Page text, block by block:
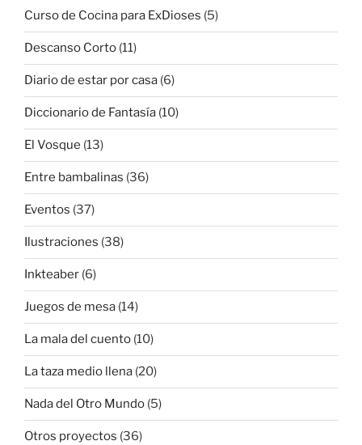
Curso de Cocina para ExDioses (5)
Descanso Corto (11)
Diario de estar por casa (6)
Diccionario de Fantasía (10)
El Vosque (13)
Entre bambalinas (36)
Eventos (37)
Ilustraciones (38)
Inkteaber (6)
Juegos de mesa (14)
La mala del cuento (10)
La taza medio llena (20)
Nada del Otro Mundo (5)
Otros proyectos (36)